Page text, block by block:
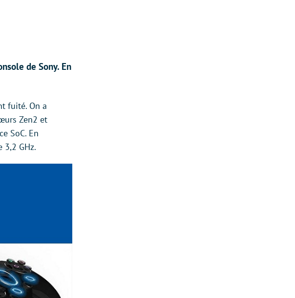
de Sony. En
fuité. On a
Zen2 et
SoC. En
3,2 GHz.